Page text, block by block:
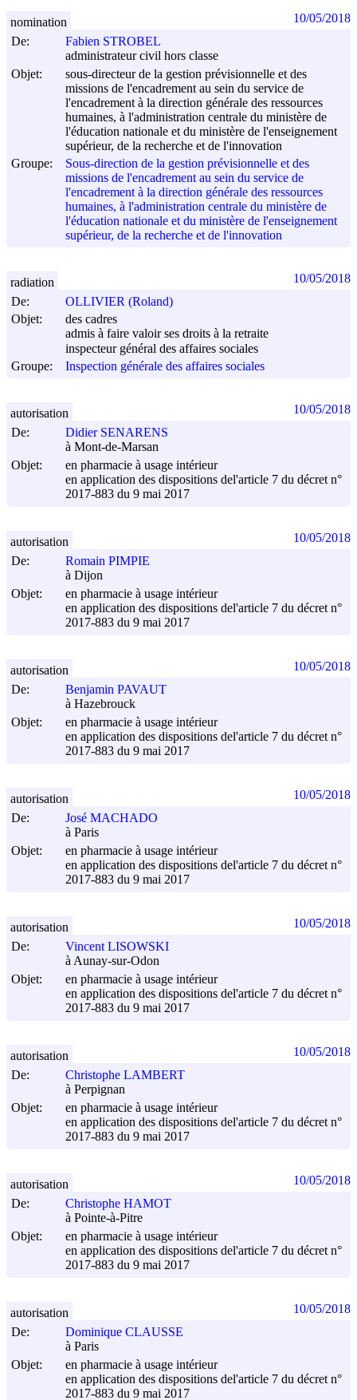
De:
Fabien STROBEL
administrateur civil hors classe
Objet:
sous-directeur de la gestion prévisionnelle et des
missions de l'encadrement au sein du service de
l'encadrement à la direction générale des ressources
humaines, à l'administration centrale du ministère de
l'éducation nationale et du ministère de l'enseignement
supérieur, de la recherche et de l'innovation
Groupe:
Sous-direction de la gestion prévisionnelle et des
missions de l'encadrement au sein du service de
l'encadrement à la direction générale des ressources
humaines, à l'administration centrale du ministère de
l'éducation nationale et du ministère de l'enseignement
supérieur, de la recherche et de l'innovation
nomination 10/05/2018
De:
OLLIVIER (Roland)
Objet:
des cadres
admis à faire valoir ses droits à la retraite
inspecteur général des affaires sociales
Groupe:
Inspection générale des affaires sociales
radiation 10/05/2018
De:
Didier SENARENS
à Mont-de-Marsan
Objet:
en pharmacie à usage intérieur
en application des dispositions del'article 7 du décret n°
2017-883 du 9 mai 2017
autorisation 10/05/2018
De:
Romain PIMPIE
à Dijon
Objet:
en pharmacie à usage intérieur
en application des dispositions del'article 7 du décret n°
2017-883 du 9 mai 2017
autorisation 10/05/2018
De:
Benjamin PAVAUT
à Hazebrouck
Objet:
en pharmacie à usage intérieur
en application des dispositions del'article 7 du décret n°
2017-883 du 9 mai 2017
autorisation 10/05/2018
De:
José MACHADO
à Paris
Objet:
en pharmacie à usage intérieur
en application des dispositions del'article 7 du décret n°
2017-883 du 9 mai 2017
autorisation 10/05/2018
De:
Vincent LISOWSKI
à Aunay-sur-Odon
Objet:
en pharmacie à usage intérieur
en application des dispositions del'article 7 du décret n°
2017-883 du 9 mai 2017
autorisation 10/05/2018
De:
Christophe LAMBERT
à Perpignan
Objet:
en pharmacie à usage intérieur
en application des dispositions del'article 7 du décret n°
2017-883 du 9 mai 2017
autorisation 10/05/2018
De:
Christophe HAMOT
à Pointe-à-Pitre
Objet:
en pharmacie à usage intérieur
en application des dispositions del'article 7 du décret n°
2017-883 du 9 mai 2017
autorisation 10/05/2018
De:
Dominique CLAUSSE
à Paris
Objet:
en pharmacie à usage intérieur
en application des dispositions del'article 7 du décret n°
2017-883 du 9 mai 2017
autorisation 10/05/2018